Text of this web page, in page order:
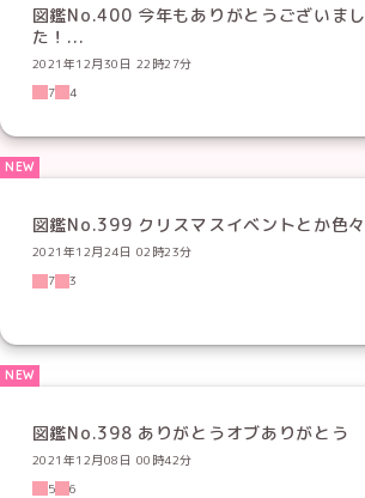
図鑑No.400 今年もありがとうございまし
た！...
2021年12月30日 22時27分
7
4
図鑑No.399 クリスマスイベントとか色々
2021年12月24日 02時23分
7
3
図鑑No.398 ありがとうオブありがとう
2021年12月08日 00時42分
5
6